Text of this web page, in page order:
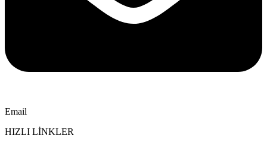
Email
HIZLI LİNKLER